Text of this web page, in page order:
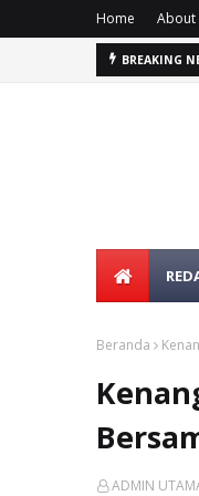
Home About
BREAKING
Beranda
ADMIN